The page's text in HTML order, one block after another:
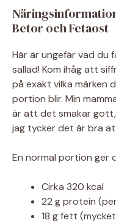
Betor och Fetaost
Här är ungefär vad du
sallad! Kom ihåg att
på exakt vilka märken
portion blir. Min
är att det smakar
jag tycker det är bra
En normal portion ger
Cirka 320 kcal
22 g protein
18 g fett